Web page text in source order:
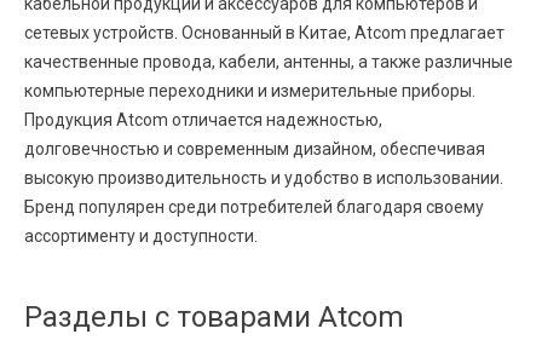
сетевых устройств. Основанный в Китае, Atcom предлагает
качественные провода, кабели, антенны, а также различные
компьютерные переходники и измерительные приборы.
Продукция Atcom отличается надежностью,
долговечностью и современным дизайном, обеспечивая
высокую производительность и удобство в использовании.
Бренд популярен среди потребителей благодаря своему
ассортименту и доступности.
Разделы с товарами Atcom